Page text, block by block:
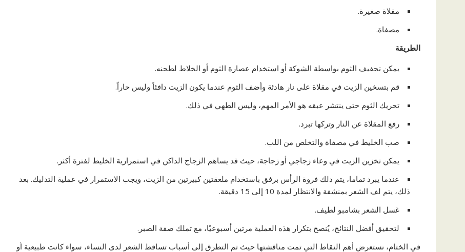
مقلاة صغيرة.
مصفاة.
الطريقة
يمكن تجفيف الثوم بواسطة الشوكة أو استخدام عصارة الثوم أو الخلاط لطحنه.
قم بتسخين الزيت في مقلاة على نار هادئة وأضف الثوم عندما يكون الزيت دافئاً وليس حاراً.
تحريك الثوم حتى ينتشر عبقه هو الأمر المهم، وليس الطهي في ذلك.
رفع المقلاة عن النار وتركها تبرد.
صب الخليط في مصفاة والتخلص من اللب.
يمكن تخزين الزيت في وعاء زجاجي أو زجاجة، حيث قد يساهم الزجاج الداكن في استمرارية الخليط لفترة أكثر.
عندما يبرد تماما، يتم دلك فروة الرأس برفق باستخدام ملعقتين كبيرتين من الزيت، ويجب الاستمرار في عملية التدليك. بعد
ذلك، يتم لف الشعر بمنشفة والانتظار لمدة 10 إلى 15 دقيقة.
غسل الشعر بشامبو لطيف.
لتحقيق أفضل النتائج، يُنصح بتكرار هذه العملية مرتين أسبوعيًا، مع تملك صفة الصبر.
في الختام، نستعرض أهم النقاط التي تمت مناقشتها حيث تم التطرق إلى أسباب تساقط الشعر لدى النساء، سواء كانت طبيعية أو